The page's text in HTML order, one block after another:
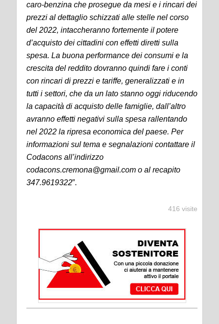
caro-benzina che prosegue da mesi e i rincari dei
prezzi al dettaglio schizzati alle stelle nel corso
del 2022, intaccheranno fortemente il potere
d’acquisto dei cittadini con effetti diretti sulla
spesa. La buona performance dei consumi e la
crescita del reddito dovranno quindi fare i conti
con rincari di prezzi e tariffe, generalizzati e in
tutti i settori, che da un lato stanno oggi riducendo
la capacità di acquisto delle famiglie, dall’altro
avranno effetti negativi sulla spesa rallentando
nel 2022 la ripresa economica del paese. Per
informazioni sul tema e segnalazioni contattare il
Codacons all’indirizzo
codacons.cremona@gmail.com o al recapito
347.9619322”.
416 visite